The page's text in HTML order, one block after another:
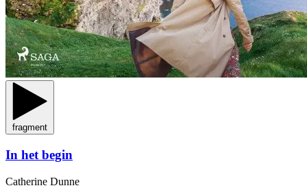
fragment
In het begin
Catherine Dunne